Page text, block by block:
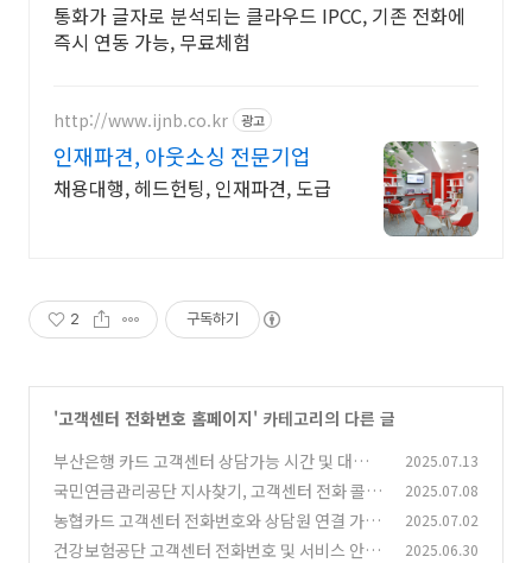
통화가 글자로 분석되는 클라우드 IPCC, 기존 전화에
즉시 연동 가능, 무료체험
http://www.ijnb.co.kr 광고
인재파견, 아웃소싱 전문기업
채용대행, 헤드헌팅, 인재파견, 도급
2 구독하기
'고객센터 전화번호 홈페이지' 카테고리의 다른 글
부산은행 카드 고객센터 상담가능 시간 및 대표번
호 안내 (0)
2025.07.13
국민연금관리공단 지사찾기, 고객센터 전화 콜센
터 이용 안내 (1)
2025.07.08
농협카드 고객센터 전화번호와 상담원 연결 가능
한 시간 (2025년 기준)
(0)
2025.07.02
건강보험공단 고객센터 전화번호 및 서비스 안내 2025.06.30